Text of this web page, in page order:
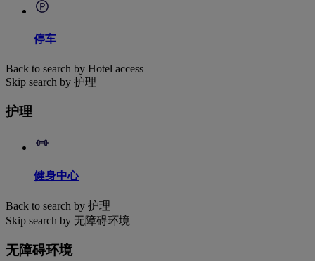
停车
Back to search by Hotel access
Skip search by 护理
护理
健身中心
Back to search by 护理
Skip search by 无障碍环境
无障碍环境